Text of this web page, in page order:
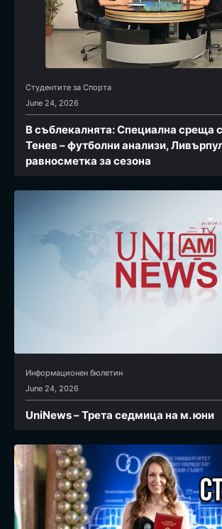
Студентите за Спортa
June 24, 2026
В съблекалнята: Специална среща
Тенев – футболни анализи,
равносметка за сезона
Информационен бюлетин
June 24, 2026
UniNews – Трета седмица на м. юни